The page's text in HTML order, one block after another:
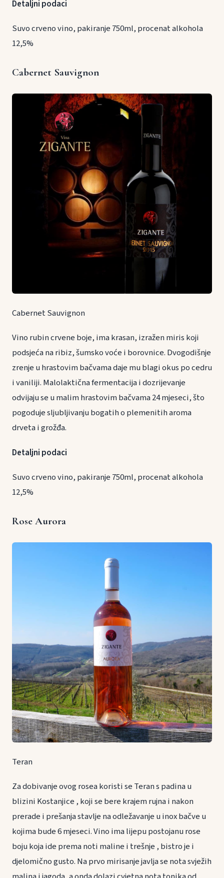
Detaljni podaci
Suvo crveno vino, pakiranje 750ml, procenat alkohola
12,5%
Cabernet Sauvignon
Cabernet Sauvignon
Vino rubin crvene boje, ima krasan, izražen miris koji
podsjeća na ribiz, šumsko voće i borovnice. Dvogodišnje
zrenje u hrastovim bačvama daje mu blagi okus po cedru
i vaniliji. Malolaktična fermentacija i dozrijevanje
odvijaju se u malim hrastovim bačvama 24 mjeseci, što
pogoduje sljubljivanju bogatih o plemenitih aroma
drveta i grožđa.
Detaljni podaci
Suvo crveno vino, pakiranje 750ml, procenat alkohola
12,5%
Rose Aurora
Teran
Za dobivanje ovog rosea koristi se Teran s padina u
blizini Kostanjice , koji se bere krajem rujna i nakon
prerade i prešanja stavlje na odležavanje u inox bačve u
kojima bude 6 mjeseci. Vino ima lijepu postojanu rose
boju koja ide prema noti maline i trešnje , bistro je i
djelomično gusto. Na prvo mirisanje javlja se nota svježih